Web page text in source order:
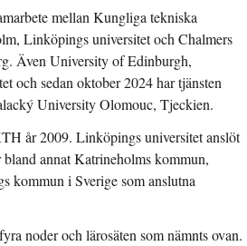
mellan Kungliga tekniska
Linköpings universitet och Chalmers
Även University of Edinburgh,
och sedan oktober 2024 har tjänsten
University Olomouc, Tjeckien.
år 2009. Linköpings universitet anslöt
annat Katrineholms kommun,
kommun i Sverige som anslutna
noder och lärosäten som nämnts ovan.